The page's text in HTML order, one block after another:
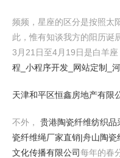
频频，星座的区分是按照太
此，惟有知谈我方的阳历诞
3月21日至4月19日是白羊
程_小程序开发_网站定制_
天津和平区恒鑫房地产有限
不外， 贵港陶瓷纤维纺织
瓷纤维绳厂家直销|舟山陶瓷
文化传播有限公司每年的春